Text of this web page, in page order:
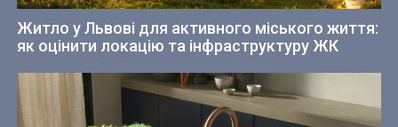
Житло у Львові для активного міського життя:
як оцінити локацію та інфраструктуру ЖК